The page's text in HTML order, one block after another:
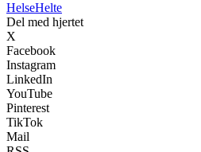
HelseHelte
Del med hjertet
X
Facebook
Instagram
LinkedIn
YouTube
Pinterest
TikTok
Mail